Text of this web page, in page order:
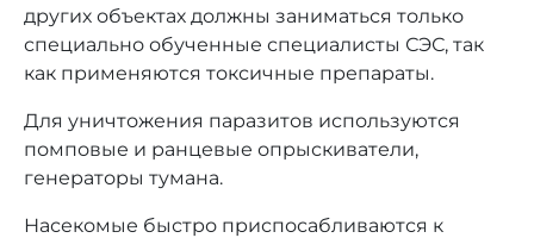
других объектах должны заниматься только
специально обученные специалисты СЭС, так
как применяются токсичные препараты.
Для уничтожения паразитов используются
помповые и ранцевые опрыскиватели,
генераторы тумана.
Насекомые быстро приспосабливаются к